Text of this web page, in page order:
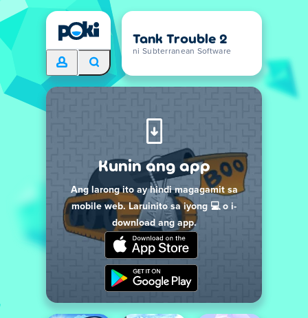
Tank Trouble 2
ni Subterranean Software
Kunin ang app
Ang larong ito ay hindi magagamit sa
mobile web. Laruinito sa iyong 💻 o i-
download ang app.